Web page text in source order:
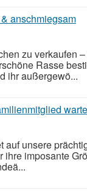
anschmiegsam
zu verkaufen
Rasse
ihr außergewö...
unsere
ihre imposante